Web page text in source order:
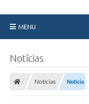
MENU
Notícias
Notícias Notícia